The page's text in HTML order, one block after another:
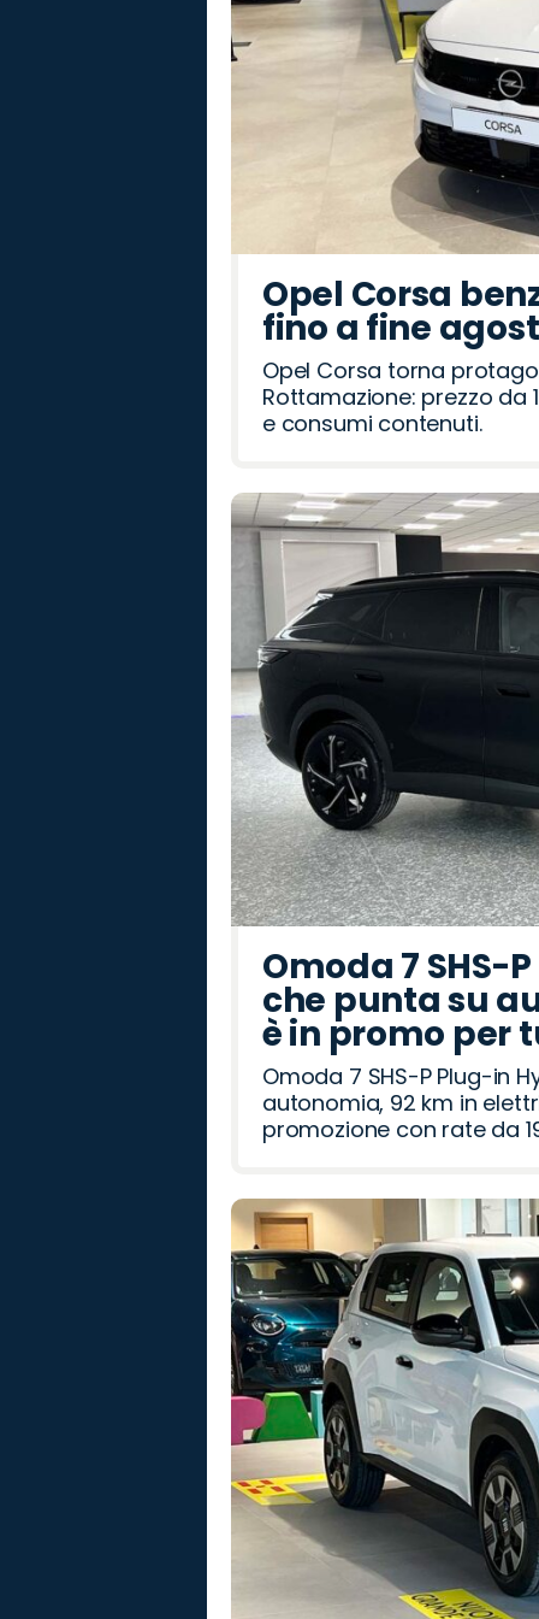
Opel Corsa
fino a fine
Opel Corsa torna
Rottamazione: prezzo da
e consumi contenuti.
Omoda 7 SHS-
che punta su
è in promo per
Omoda 7 SHS-P Plug-in
autonomia, 92 km in
promozione con rate da